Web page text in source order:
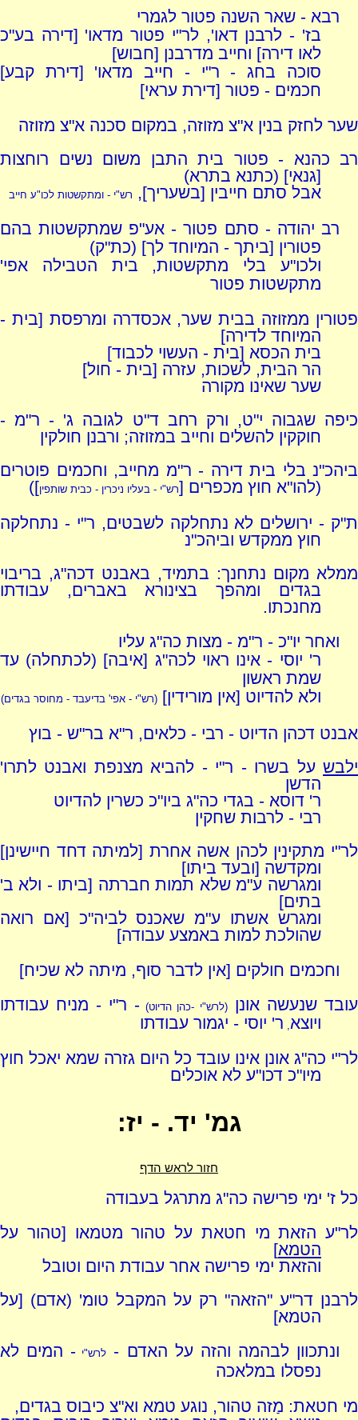
רבא - שאר השנה פטור לגמרי
בז' - לרבנן דאו', לר"י פטור מדאו' [דירה בע"כ
לאו דירה] וחייב מדרבנן [חבוש]
סוכה בחג - ר"י - חייב מדאו' [דירת קבע]
חכמים - פטור [דירת עראי]
שער לחזק בנין א"צ מזוזה, במקום סכנה א"צ מזוזה
רב כהנא - פטור בית התבן משום נשים רוחצות
[גנאי] (כתנא בתרא)
אבל סתם חייבין [בשעריך], רש"י - ומתקשטות לכו"ע חייב
רב יהודה - סתם פטור - אע"פ שמתקשטות בהם
פטורין [ביתך - המיוחד לך] (כת"ק)
ולכו"ע בלי מתקשטות, בית הטבילה אפי'
מתקשטות פטור
פטורין ממזוזה בבית שער, אכסדרה ומרפסת [בית -
המיוחד לדירה]
בית הכסא [בית - העשוי לכבוד]
הר הבית, לשכות, עזרה [בית - חול]
שער שאינו מקורה
כיפה שגבוה י"ט, ורק רחב ד"ט לגובה ג' - ר"מ -
חוקקין להשלים וחייב במזוזה; ורבנן חולקין
ביהכ"נ בלי בית דירה - ר"מ מחייב, וחכמים פוטרים
(להו"א חוץ מכפרים [רש"י - בעליו ניכרין - כבית שותפין])
ת"ק - ירושלים לא נתחלקה לשבטים, ר"י - נתחלקה
חוץ ממקדש וביהכ"נ
ממלא מקום נתחנך: בתמיד, באבנט דכה"ג, בריבוי
בגדים ומהפך בצינורא באברים, עבודתו
מחנכתו.
ואחר יו"כ - ר"מ - מצות כה"ג עליו
ר' יוסי - אינו ראוי לכה"ג [איבה] (לכתחלה) עד
שמת ראשון
ולא להדיוט [אין מורידין](רש"י - אפי' בדיעבד - מחוסר בגדים)
אבנט דכהן הדיוט - רבי - כלאים, ר"א בר"ש - בוץ
ילבש על בשרו - ר"י - להביא מצנפת ואבנט לתרו'
הדשן
ר' דוסא - בגדי כה"ג ביו"כ כשרין להדיוט
רבי - לרבות שחקין
לר"י מתקינין לכהן אשה אחרת [למיתה דחד חיישינן]
ומקדשה [ובעד ביתו]
ומגרשה ע"מ שלא תמות חברתה [ביתו - ולא ב'
בתים]
ומגרש אשתו ע"מ שאכנס לביה"כ [אם רואה
שהולכת למות באמצע עבודה]
וחכמים חולקים [אין לדבר סוף, מיתה לא שכיח]
עובד שנעשה אונן
(לרש"י -כהן הדיוט) - ר"י - מניח עבודתו
ויוצא ר' יוסי - יגמור עבודתו
לר"י כה"ג אונן אינו עובד כל היום גזרה שמא יאכל חוץ
מיו"כ דכו"ע לא אוכלים
גמ' יד. - יז:
חזור לראש הדף
כל ז' ימי פרישה כה"ג מתרגל בעבודה
לר"ע הזאת מי חטאת על טהור מטמאו [טהור על
הטמא]
והזאת ימי פרישה אחר עבודת היום וטובל
לרבנן דר"ע "הזאה" רק על המקבל טומ' (אדם) [על
הטמא]
ונתכוון לבהמה והזה על האדם -
לרש"י - המים לא
נפסלו במלאכה
מי חטאת: מַזה טהור, נוגע טמא וא"צ כיבוס בגדים,